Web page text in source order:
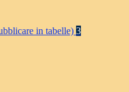
in tabelle) 3